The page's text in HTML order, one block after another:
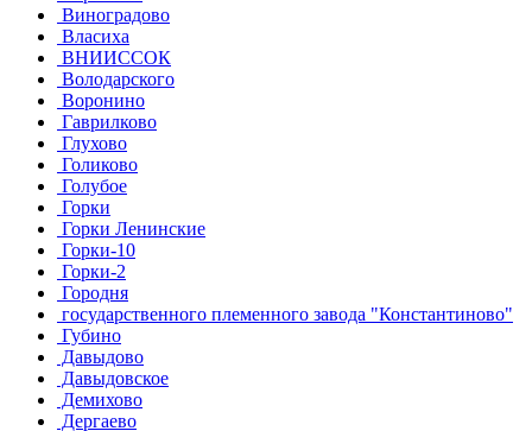
Виноградово
Власиха
ВНИИССОК
Володарского
Воронино
Гаврилково
Глухово
Голиково
Голубое
Горки
Горки Ленинские
Горки-10
Горки-2
Городня
государственного племенного завода "Константиново"
Губино
Давыдово
Давыдовское
Демихово
Дергаево